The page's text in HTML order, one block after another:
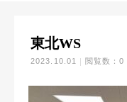
東北WS
2023.10.01 閲覧数：0